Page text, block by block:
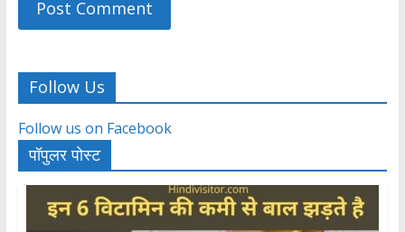
Follow Us
Follow us on Facebook
पॉपुलर पोस्ट